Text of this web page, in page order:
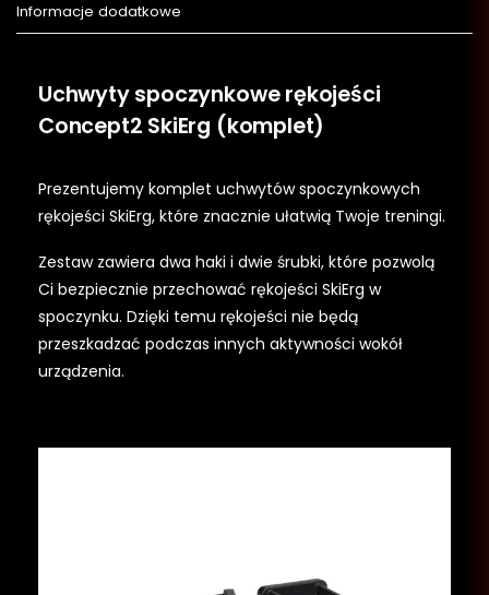
Informacje dodatkowe
Uchwyty spoczynkowe rękojeści
Concept2 SkiErg (komplet)
Prezentujemy komplet uchwytów spoczynkowych
rękojeści SkiErg, które znacznie ułatwią Twoje treningi.
Zestaw zawiera dwa haki i dwie śrubki, które pozwolą
Ci bezpiecznie przechować rękojeści SkiErg w
spoczynku. Dzięki temu rękojeści nie będą
przeszkadzać podczas innych aktywności wokół
urządzenia.